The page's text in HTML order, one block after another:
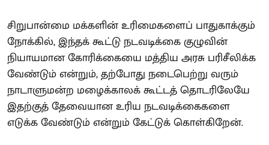
சிறுபான்மை மக்களின் உரிமைகளைப் பாதுகாக்கும்
நோக்கில், இந்தக் கூட்டு நடவடிக்கை குழுவின்
நியாயமான கோரிக்கையை மத்திய அரசு பரிசீலிக்க
வேண்டும் என்றும், தற்போது நடைபெற்று வரும்
நாடாளுமன்ற மழைக்காலக் கூட்டத் தொடரிலேயே
இதற்குத் தேவையான உரிய நடவடிக்கைகளை
எடுக்க வேண்டும் என்றும் கேட்டுக் கொள்கிறேன்.